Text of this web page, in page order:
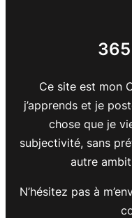
Ce site est mon
j’apprends et je
chose que je
subjectivité, sans
autre
N’hésitez pas à